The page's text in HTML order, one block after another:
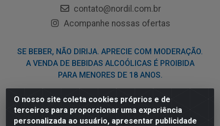
O nosso site coleta cookies próprios e de
terceiros para proporcionar uma experiência
personalizada ao usuário, apresentar publicidade
contato@nordil.com.br
Acompanhe nossas ofertas
SE BEBER, NÃO DIRIJA. APRECIE COM MODERAÇÃO.
A VENDA DE BEBIDAS ALCOÓLICAS É PROIBIDA
PARA MENORES DE 18 ANOS.
Nordil Distribuidora - Avenida Liberdade, 2738, Bloco F -
Sesi - Bayeux/PB - CEP 58.111-400 - CNPJ